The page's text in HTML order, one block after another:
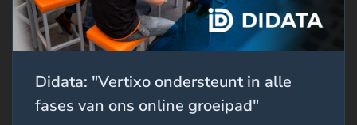
Didata: "Vertixo ondersteunt in alle
fases van ons online groeipad"